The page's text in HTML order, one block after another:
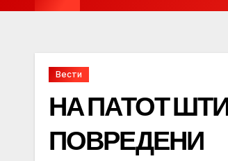
Вести
НА ПАТОТ
ПОВРЕДЕНИ